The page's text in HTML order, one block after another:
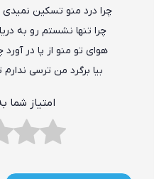
چرا درد منو تسکین
چرا تنها نشستم رو به
هوای تو منو از پا در
بیا برگرد من ترسی
امتیاز شما